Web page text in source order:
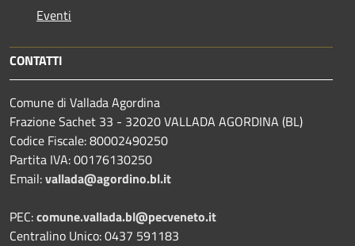
Eventi
CONTATTI
Comune di Vallada Agordina
Frazione Sachet 33 - 32020 VALLADA AGORDINA (BL)
Codice Fiscale: 80002490250
Partita IVA: 00176130250
Email:vallada@agordino.bl.it
PEC:comune.vallada.bl@pecveneto.it
Centralino Unico: 0437 591183